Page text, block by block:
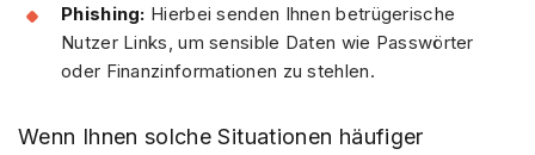
Phishing: Hierbei senden Ihnen betrügerische
Nutzer Links, um sensible Daten wie Passwörter
oder Finanzinformationen zu stehlen.
Wenn Ihnen solche Situationen häufiger